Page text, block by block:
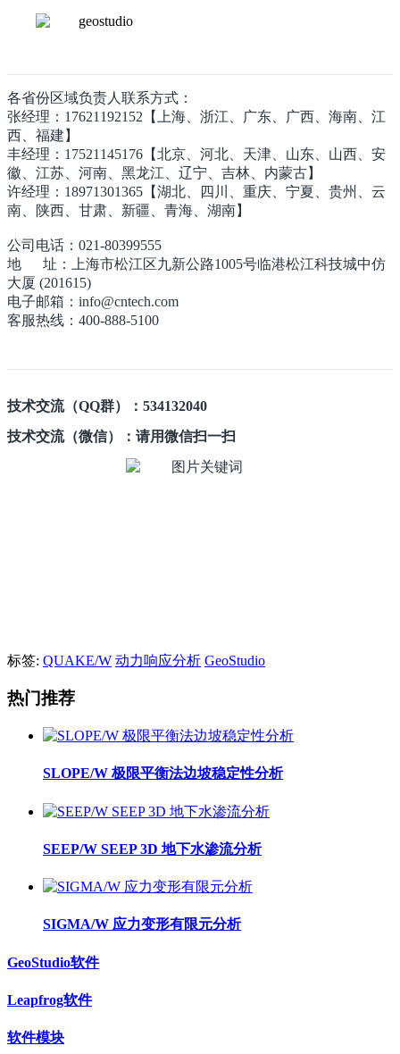
各省份区域负责人联系方式：
张经理：17621192152【上海、浙江、广东、广西、海南、江
西、福建】
丰经理：17521145176【北京、河北、天津、山东、山西、安
徽、江苏、河南、黑龙江、辽宁、吉林、内蒙古】
许经理：18971301365【湖北、四川、重庆、宁夏、贵州、云
南、陕西、甘肃、新疆、青海、湖南】
公司电话：021-80399555
地 址：上海市松江区九新公路1005号临港松江科技城中仿
大厦 (201615)
电子邮箱：info@cntech.com
客服热线：400-888-5100
技术交流（QQ群）：534132040
技术交流（微信）：请用微信扫一扫
标签: QUAKE/W 动力响应分析 GeoStudio
热门推荐
SLOPE/W 极限平衡法边坡稳定性分析
SEEP/W SEEP 3D 地下水渗流分析
SIGMA/W 应力变形有限元分析
GeoStudio软件
Leapfrog软件
软件模块